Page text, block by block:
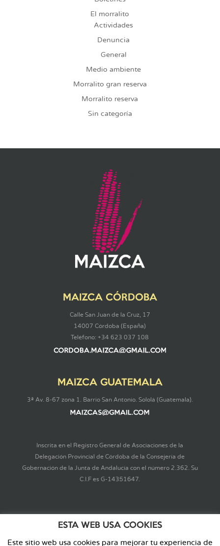
El morralito
Actividades
Denuncia
General
Medio ambiente
Morralito gran reserva
Morralito reserva
Sin categoría
MAIZCA CÓRDOBA
Calle San Juan de la Cruz, 17
14007 Córdoba (España)
Teléfono: +34 623 037 108
MAIZCA GUATEMALA
3ª Av. 8-67 zona 1. Barrio San Antonio. Sololá (Guatemala).
Inscrita en el Registro General de Asociaciones de la
Delegación Provincial de Córdoba de la Consejería de
Gobernación de la Junta de Andalucía con el número 2.362. Su
C.I.F es G-14351647.
ESTA WEB USA COOKIES
Este sitio web usa cookies para mejorar tu experiencia de